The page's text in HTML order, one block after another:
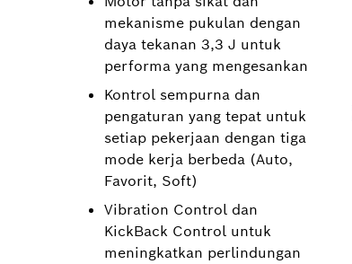
mekanisme pukulan dengan
daya tekanan 3,3 J untuk
performa yang mengesankan
Kontrol sempurna dan
pengaturan yang tepat untuk
setiap pekerjaan dengan tiga
mode kerja berbeda (Auto,
Favorit, Soft)
Vibration Control dan
KickBack Control untuk
meningkatkan perlindungan